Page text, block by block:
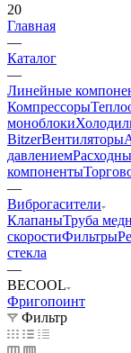
20
Главная
—
Каталог
—
Линейные
Компрессоры
моноблоки
BitzerВентиляторы
давлением
компоненты
—
Виброгасители
КлапаныТруба
скоростиФильтры
стекла
—
BECOOL
Фригопоинт
Фильтр